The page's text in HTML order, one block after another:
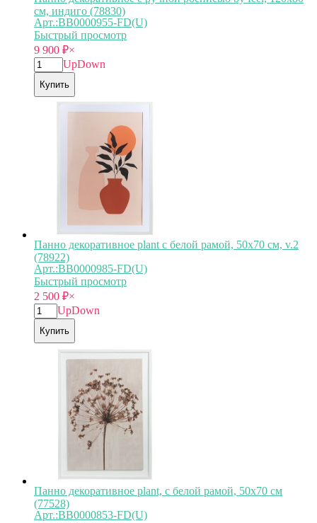
см, индиго (78830)
Арт.:BB0000955-FD(U)
Быстрый просмотр
9 900 ₽×
UpDown
Купить
Панно декоративное plant с белой рамой, 50х70 см, v.2
(78922)
Арт.:BB0000985-FD(U)
Быстрый просмотр
2 500 ₽×
UpDown
Купить
Панно декоративное plant, с белой рамой, 50х70 см
(77528)
Арт.:BB0000853-FD(U)